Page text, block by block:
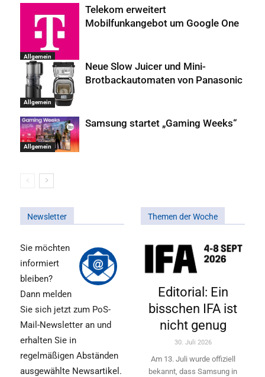
Allgemein
Telekom erweitert
Mobilfunkangebot um Google One
Allgemein
Neue Slow Juicer und Mini-
Brotbackautomaten von Panasonic
Allgemein
Samsung startet „Gaming Weeks“
Newsletter
Sie möchten
informiert
bleiben?
Dann melden
Sie sich jetzt zum PoS-
Mail-Newsletter an und
erhalten Sie in
regelmäßigen Abständen
ausgewählte Newsartikel.
Themen der Woche
Editorial: Ein
bisschen IFA ist
nicht genug
30. Juli 2026
Am 13. Juli wurde offiziell
bekannt, dass Samsung in